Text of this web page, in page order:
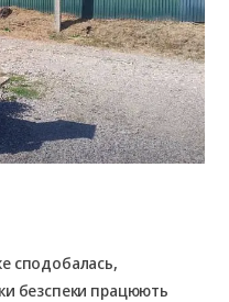
сподобалась,
безспеки працюють